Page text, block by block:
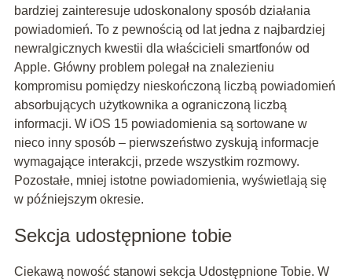
bardziej zainteresuje udoskonalony sposób działania
powiadomień. To z pewnością od lat jedna z najbardziej
newralgicznych kwestii dla właścicieli smartfonów od
Apple. Główny problem polegał na znalezieniu
kompromisu pomiędzy nieskończoną liczbą powiadomień
absorbujących użytkownika a ograniczoną liczbą
informacji. W iOS 15 powiadomienia są sortowane w
nieco inny sposób – pierwszeństwo zyskują informacje
wymagające interakcji, przede wszystkim rozmowy.
Pozostałe, mniej istotne powiadomienia, wyświetlają się
w późniejszym okresie.
Sekcja udostępnione tobie
Ciekawą nowość stanowi sekcja Udostępnione Tobie. W